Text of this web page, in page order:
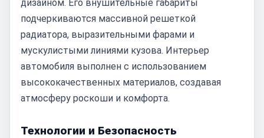
дизайном. Его внушительные габариты
подчеркиваются массивной решеткой
радиатора, выразительными фарами и
мускулистыми линиями кузова. Интерьер
автомобиля выполнен с использованием
высококачественных материалов, создавая
атмосферу роскоши и комфорта.
Технологии и Безопасность